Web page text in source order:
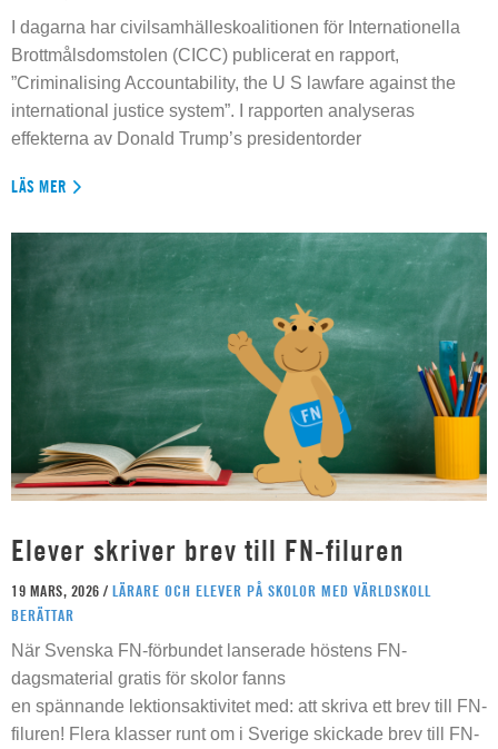
I dagarna har civilsamhälleskoalitionen för Internationella
Brottmålsdomstolen (CICC) publicerat en rapport,
”Criminalising Accountability, the U S lawfare against the
international justice system”. I rapporten analyseras
effekterna av Donald Trump’s presidentorder
LÄS MER
Elever skriver brev till FN-filuren
19 MARS, 2026 / LÄRARE OCH ELEVER PÅ SKOLOR MED VÄRLDSKOLL
BERÄTTAR
När Svenska FN-förbundet lanserade höstens FN-
dagsmaterial gratis för skolor fanns
en spännande lektionsaktivitet med: att skriva ett brev till FN-
filuren! Flera klasser runt om i Sverige skickade brev till FN-